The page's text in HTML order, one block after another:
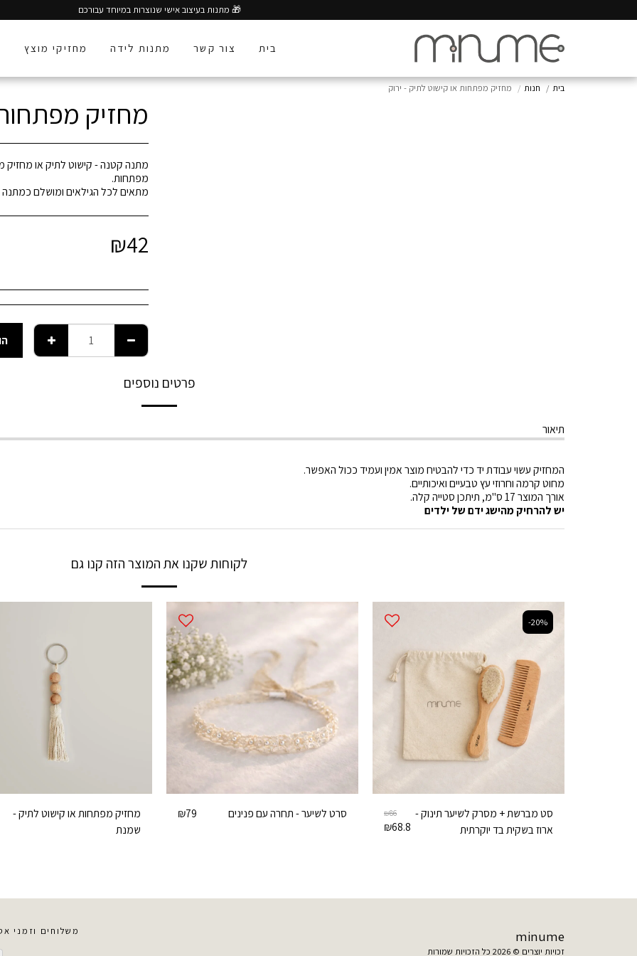
🎁 מתנות בעיצוב אישי שנוצרות במיוחד עבורכם
בית צור קשר מתנות לידה מחזיקי מוצץ
בית חנות מחזיק מפתחות או קישוט לתיק - ירוק
מחזיק
מתנה קטנה - קישוט לתיק או מחזיק
מתאים לכל הגילאים ומושלם
₪42
פרטים נוספים
תיאור
המחזיק עשוי עבודת יד כדי להבטיח מוצר אמין ועמיד ככול האפשר.
מחוט קרמה וחרוזי עץ טבעיים ואיכותיים.
אורך המוצר 17 ס"מ, תיתכן סטייה קלה.
יש להרחיק מהישג ידם של ילדים
לקוחות שקנו את המוצר הזה קנו גם
-20%
סט מברשת + מסרק לשיער תינוק -
ארוז בשקית בד יוקרתית
₪86
₪68.8
סרט לשיער - תחרה עם פנינים ₪79
מחזיק מפתחות או קישוט לתיק -
שמנת
minume
זכויות יוצרים © 2026 כל הזכויות שמורות
משלוחים וזמני